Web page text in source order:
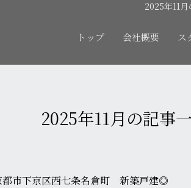
2025年11
トップ 会社概要 ス
2025年11月の記事
市下京区西七条名倉町 新築戸建◎